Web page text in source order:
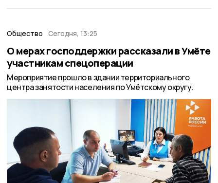
Общество Сегодня, 13:25
О мерах господдержки рассказали в Умёте
участникам спецоперации
Мероприятие прошло в здании территориального
центра занятости населения по Умётскому округу.